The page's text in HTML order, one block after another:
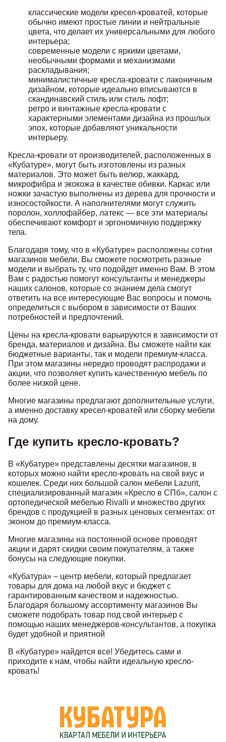
классические модели кресел-кроватей, которые
обычно имеют простые линии и нейтральные
цвета, что делает их универсальными для любого
интерьера;
современные модели с яркими цветами,
необычными формами и механизмами
раскладывания;
минималистичные кресла-кровати с лаконичным
дизайном, которые идеально вписываются в
скандинавский стиль или стиль лофт;
ретро и винтажные кресла-кровати с
характерными элементами дизайна из прошлых
эпох, которые добавляют уникальности
интерьеру.
Кресла-кровати от производителей, расположенных в
«Кубатуре», могут быть изготовлены из разных
материалов. Это может быть велюр, жаккард,
микрофибра и экокожа в качестве обивки. Каркас или
ножки зачастую выполнены из дерева для прочности и
износостойкости. А наполнителями могут служить
поролон, холлофайбер, латекс — все эти материалы
обеспечивают комфорт и эргономичную поддержку
тела.
Благодаря тому, что в «Кубатуре» расположены сотни
магазинов мебели, Вы сможете посмотреть разные
модели и выбрать ту, что подойдет именно Вам. В этом
Вам с радостью помогут консультанты и менеджеры
наших салонов, которые со знанием дела смогут
ответить на все интересующие Вас вопросы и помочь
определиться с выбором в зависимости от Ваших
потребностей и предпочтений.
Цены на кресла-кровати варьируются в зависимости от
бренда, материалов и дизайна. Вы сможете найти как
бюджетные варианты, так и модели премиум-класса.
При этом магазины нередко проводят распродажи и
акции, что позволяет купить качественную мебель по
более низкой цене.
Многие магазины предлагают дополнительные услуги,
а именно доставку кресел-кроватей или сборку мебели
на дому.
Где купить кресло-кровать?
В «Кубатуре» представлены десятки магазинов, в
которых можно найти кресло-кровать на свой вкус и
кошелек. Среди них большой салон мебели Lazurit,
специализированный магазин «Кресло в СПб», салон с
ортопедической мебелью Rivalli и множество других
брендов с продукцией в разных ценовых сегментах: от
эконом до премиум-класса.
Многие магазины на постоянной основе проводят
акции и дарят скидки своим покупателям, а также
бонусы на следующие покупки.
«Кубатура» – центр мебели, который предлагает
товары для дома на любой вкус и бюджет с
гарантированным качеством и надежностью.
Благодаря большому ассортименту магазинов Вы
сможете подобрать товар под свой интерьер с
помощью наших менеджеров-консультантов, а покупка
будет удобной и приятной
В «Кубатуре» найдется все! Убедитесь сами и
приходите к нам, чтобы найти идеальную кресло-
кровать!